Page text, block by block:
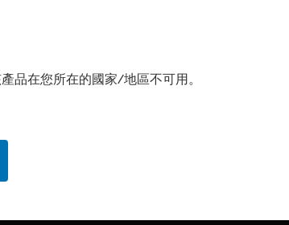
自动化仓储
品在您所在的國家/地區不可用。